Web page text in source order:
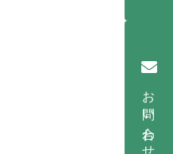
お問い合わせ